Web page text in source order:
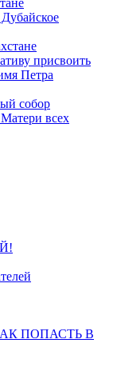
присвоить
Петра
собор
всех
КАК ПОПАСТЬ В